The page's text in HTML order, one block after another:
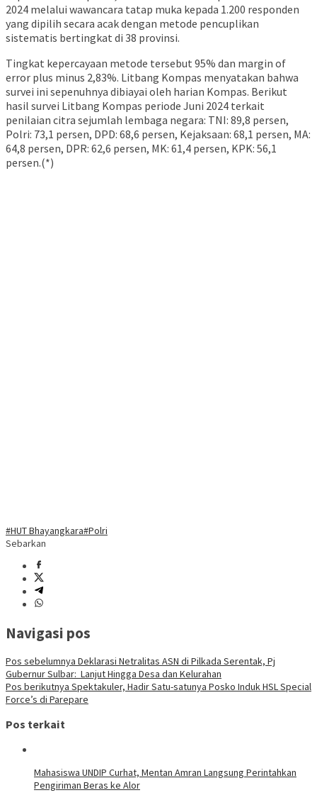
2024 melalui wawancara tatap muka kepada 1.200 responden
yang dipilih secara acak dengan metode pencuplikan
sistematis bertingkat di 38 provinsi.
Tingkat kepercayaan metode tersebut 95% dan margin of
error plus minus 2,83%. Litbang Kompas menyatakan bahwa
survei ini sepenuhnya dibiayai oleh harian Kompas. Berikut
hasil survei Litbang Kompas periode Juni 2024 terkait
penilaian citra sejumlah lembaga negara: TNI: 89,8 persen,
Polri: 73,1 persen, DPD: 68,6 persen, Kejaksaan: 68,1 persen, MA:
64,8 persen, DPR: 62,6 persen, MK: 61,4 persen, KPK: 56,1
persen.(*)
#HUT Bhayangkara#Polri
Sebarkan
Navigasi pos
Pos sebelumnya Deklarasi Netralitas ASN di Pilkada Serentak, Pj
Gubernur Sulbar: Lanjut Hingga Desa dan Kelurahan
Pos berikutnya Spektakuler, Hadir Satu-satunya Posko Induk HSL Special
Force’s di Parepare
Pos terkait
Mahasiswa UNDIP Curhat, Mentan Amran Langsung Perintahkan
Pengiriman Beras ke Alor